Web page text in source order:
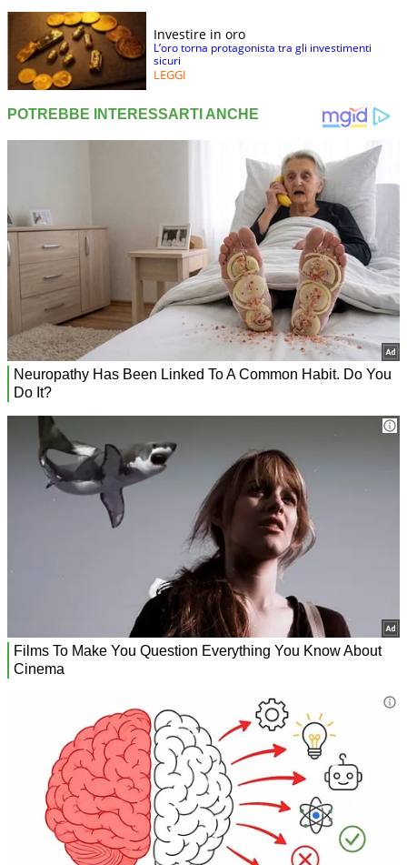
Investire in oro
L’oro torna protagonista tra gli investimenti
sicuri
LEGGI